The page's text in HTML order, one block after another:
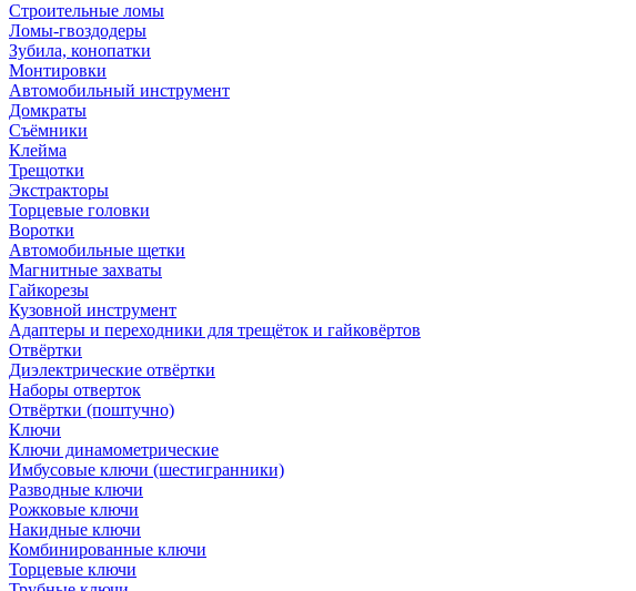
Строительные ломы
Ломы-гвоздодеры
Зубила, конопатки
Монтировки
Автомобильный инструмент
Домкраты
Съёмники
Клейма
Трещотки
Экстракторы
Торцевые головки
Воротки
Автомобильные щетки
Магнитные захваты
Гайкорезы
Кузовной инструмент
Адаптеры и переходники для трещёток и гайковёртов
Отвёртки
Диэлектрические отвёртки
Наборы отверток
Отвёртки (поштучно)
Ключи
Ключи динамометрические
Имбусовые ключи (шестигранники)
Разводные ключи
Рожковые ключи
Накидные ключи
Комбинированные ключи
Торцевые ключи